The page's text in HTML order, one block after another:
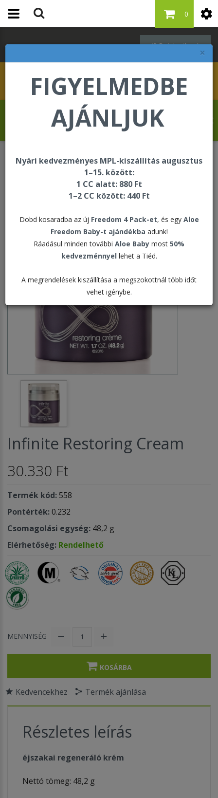
×
FIGYELMEDBE
AJÁNLJUK
Nyári kedvezményes MPL-kiszállítás augusztus
1–15. között:
1 CC alatt: 880 Ft
1–2 CC között: 440 Ft
Dobd kosaradba az új Freedom 4 Pack-et, és egy Aloe
Freedom Baby-t ajándékba adunk!
Ráadásul minden további Aloe Baby most 50%
kedvezménnyel lehet a Tiéd.
A megrendelések kiszállítása a megszokottnál több időt
vehet igénybe.
Bejelentkezés
0
Hahn Martina üdvözli Önt a Forever Living
internetes áruházában!
Bőrápolás - Infinite by Forever
Infinite Restoring Cream
Infinite Restoring Cream
30.330 Ft
Termék kód: 558
Pontérték:0.232
Csomagolási egység: 48,2 g
Elérhetőség: Rendelhető
MENNYISÉG
KOSÁRBA
Kedvencekhez Termék ajánlása
Részletes leírás
éjszakai regeneráló krém
Nettó tömeg: 48,2 g